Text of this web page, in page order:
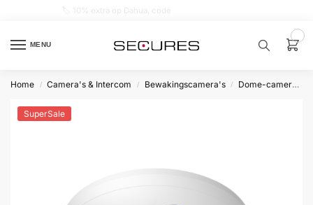
MENU
product…
Home / Camera's & Intercom / Bewakingscamera's / Dome-camera’s
SuperSale